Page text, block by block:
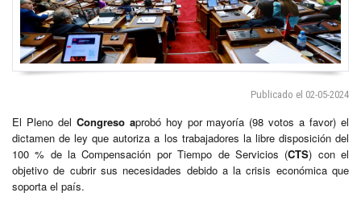
Publicado el 02-05-2024
El Pleno del Congreso aprobó hoy por mayoría (98 votos a favor) el
dictamen de ley que autoriza a los trabajadores la libre disposición del
100 % de la Compensación por Tiempo de Servicios (CTS) con el
objetivo de cubrir sus necesidades debido a la crisis económica que
soporta el país.